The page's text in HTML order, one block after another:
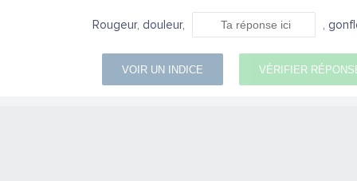
Rougeur, douleur, ,
VOIR UN INDICE VÉRIFIER